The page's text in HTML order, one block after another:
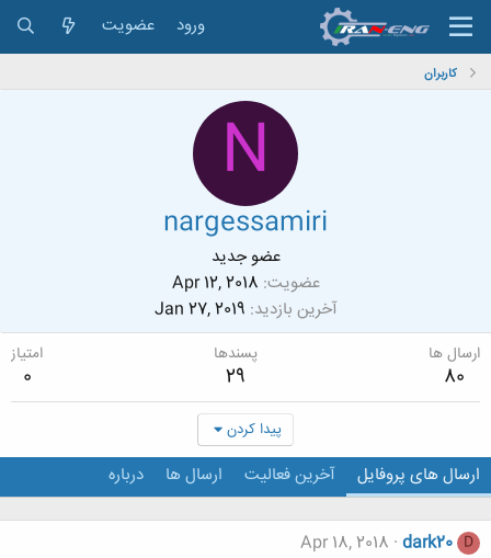
ورود عضویت
کاربران
N
nargessamiri
عضو جدید
عضویت Apr 12, 2018
آخرین بازدید Jan 27, 2019
ارسال ها
80
پسندها
29
امتیاز
0
پیدا کردن
ارسال های پروفایل آخرین فعالیت ارسال ها درباره
D
dark20
Apr 18, 2018